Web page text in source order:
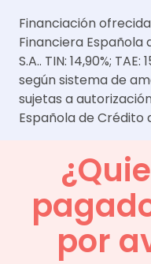
Financiación
Financiera Española
S.A.. TIN: 14,90%;
según sistema de
sujetas a
Española de Crédito
por